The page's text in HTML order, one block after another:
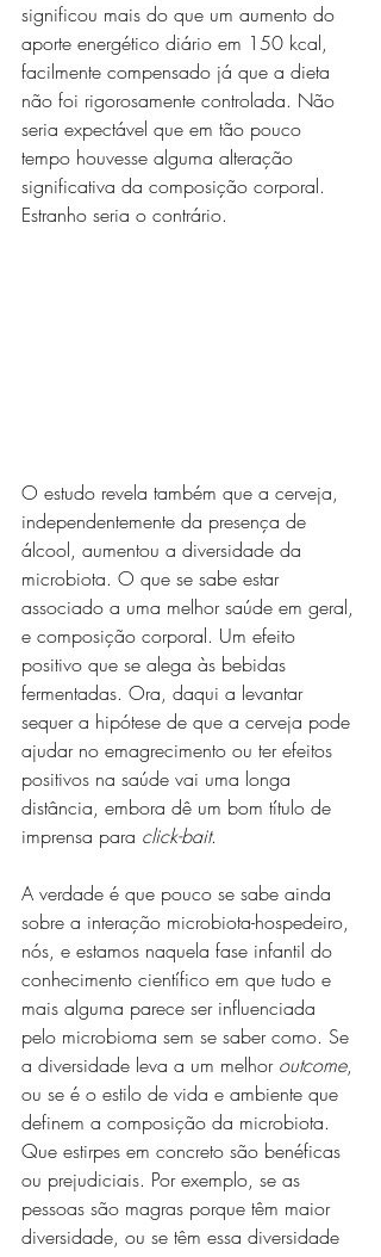
significou mais do que um aumento do
aporte energético diário em 150 kcal,
facilmente compensado já que a dieta
não foi rigorosamente controlada. Não
seria expectável que em tão pouco
tempo houvesse alguma alteração
significativa da composição corporal.
Estranho seria o contrário.
O estudo revela também que a cerveja,
independentemente da presença de
álcool, aumentou a diversidade da
microbiota. O que se sabe estar
associado a uma melhor saúde em geral,
e composição corporal. Um efeito
positivo que se alega às bebidas
fermentadas. Ora, daqui a levantar
sequer a hipótese de que a cerveja pode
ajudar no emagrecimento ou ter efeitos
positivos na saúde vai uma longa
distância, embora dê um bom título de
imprensa para click-bait.
A verdade é que pouco se sabe ainda
sobre a interação microbiota-hospedeiro,
nós, e estamos naquela fase infantil do
conhecimento científico em que tudo e
mais alguma parece ser influenciada
pelo microbioma sem se saber como. Se
a diversidade leva a um melhor outcome,
ou se é o estilo de vida e ambiente que
definem a composição da microbiota.
Que estirpes em concreto são benéficas
ou prejudiciais. Por exemplo, se as
pessoas são magras porque têm maior
diversidade, ou se têm essa diversidade